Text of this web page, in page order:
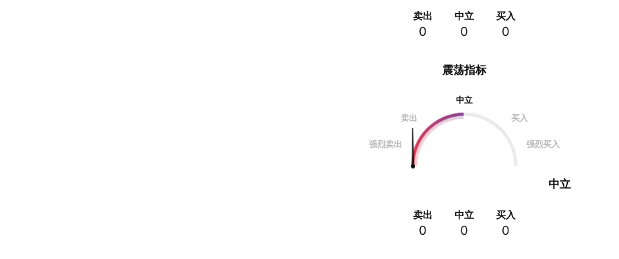
震荡指标
中立
卖出
买入
强烈卖出 强烈买入
中立
卖出
0
中立
0
买入
0
卖出
0
中立
0
买入
0